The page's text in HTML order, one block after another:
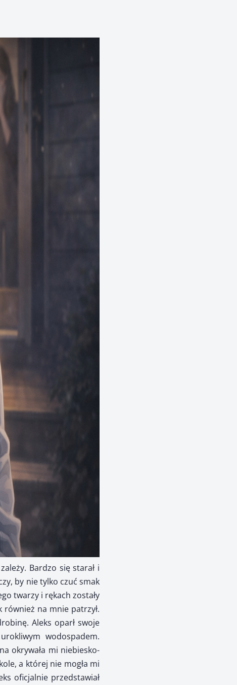
Bardzo się starał i
by nie tylko czuć smak
twarzy i rękach zostały
również na mnie patrzył.
Aleks oparł swoje
wodospadem.
okrywała mi niebiesko-
a której nie mogła mi
oficjalnie przedstawiał